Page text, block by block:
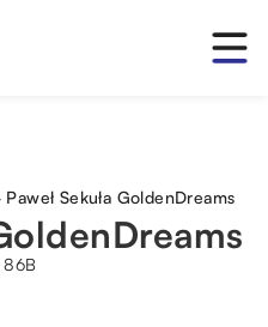
Paweł Sekuła GoldenDreams
86B